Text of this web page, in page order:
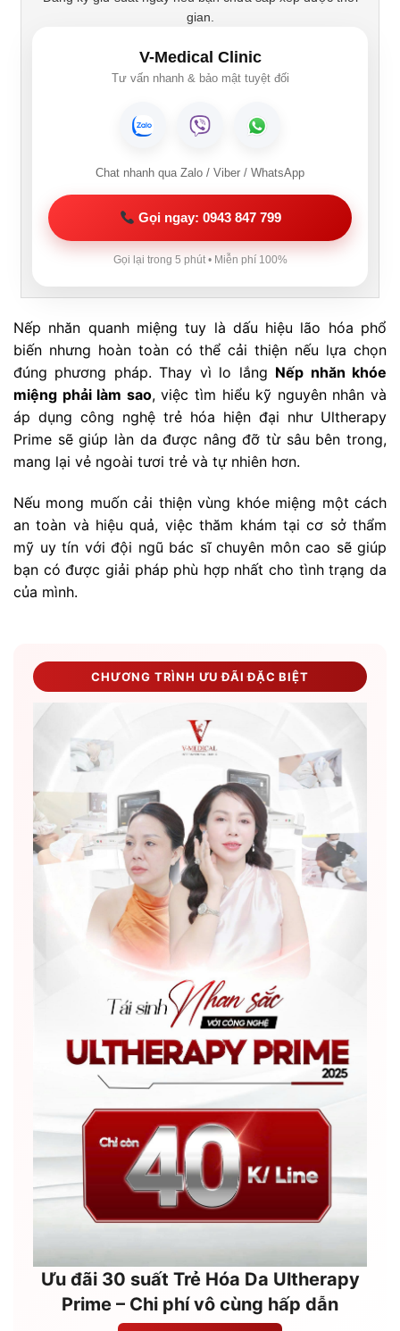
gian.
V-Medical Clinic
Tư vấn nhanh & bảo mật tuyệt đối
Chat nhanh qua Zalo / Viber / WhatsApp
Gọi ngay: 0943 847 799
Gọi lại trong 5 phút • Miễn phí 100%
Nếp nhăn quanh miệng tuy là dấu hiệu lão hóa phổ
biến nhưng hoàn toàn có thể cải thiện nếu lựa chọn
đúng phương pháp. Thay vì lo lắng Nếp nhăn khóe
miệng phải làm sao, việc tìm hiểu kỹ nguyên nhân và
áp dụng công nghệ trẻ hóa hiện đại như Ultherapy
Prime sẽ giúp làn da được nâng đỡ từ sâu bên trong,
mang lại vẻ ngoài tươi trẻ và tự nhiên hơn.
Nếu mong muốn cải thiện vùng khóe miệng một cách
an toàn và hiệu quả, việc thăm khám tại cơ sở thẩm
mỹ uy tín với đội ngũ bác sĩ chuyên môn cao sẽ giúp
bạn có được giải pháp phù hợp nhất cho tình trạng da
của mình.
CHƯƠNG TRÌNH ƯU ĐÃI ĐẶC BIỆT
Ưu đãi 30 suất Trẻ Hóa Da Ultherapy
Prime – Chi phí vô cùng hấp dẫn